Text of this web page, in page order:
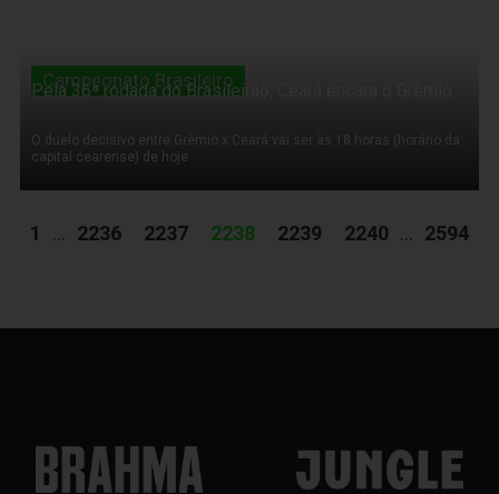
Campeonato Brasileiro
Pela 36ª rodada do Brasileirão, Ceará encara o Grêmio
O duelo decisivo entre Grêmio x Ceará vai ser às 18 horas (horário da
capital cearense) de hoje
1 ... 2236 2237 2238 2239 2240 ... 2594